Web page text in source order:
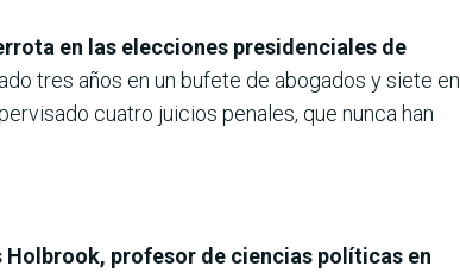
en las elecciones presidenciales de
tres años en un bufete de abogados y siete en
cuatro juicios penales, que nunca han
Holbrook, profesor de ciencias políticas en